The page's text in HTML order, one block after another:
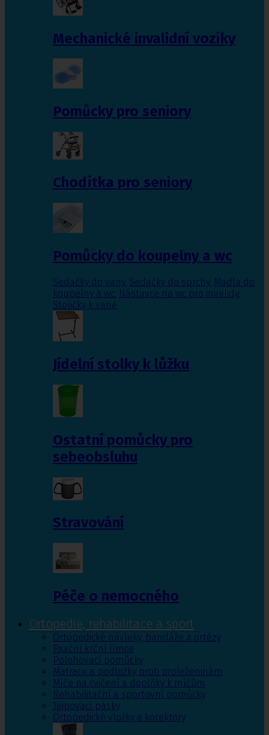
Mechanické invalidní vozíky
Pomůcky pro seniory
Chodítka pro seniory
Pomůcky do koupelny a wc
Sedačky do vany, Sedačky do sprchy, Madla do
koupelny a wc, Nástavce na wc pro invalidy,
Stoličky k vaně
Jídelní stolky k lůžku
Ostatní pomůcky pro
sebeobsluhu
Stravování
Péče o nemocného
Ortopedie, rehabilitace a sport
Ortopedické návleky, bandáže a ortézy
Fixační krční límce
Polohovací pomůcky
Matrace a podložky proti proleženinám
Míče na cvičení a doplňky k míčům
Rehabilitační a sportovní pomůcky
Tejpovací pásky
Ortopedické vložky a korektory